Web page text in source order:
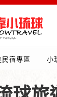
民宿專區 小